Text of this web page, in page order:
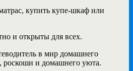
купить купе-шкаф или
и открыты для всех.
в мир домашнего
роскоши и домашнего уюта.